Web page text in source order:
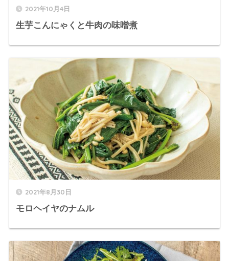
2021年10月4日
生芋こんにゃくと牛肉の味噌煮
2021年8月30日
モロヘイヤのナムル